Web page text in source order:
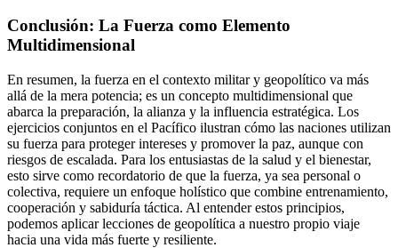
Conclusión: La Fuerza como Elemento
Multidimensional
En resumen, la fuerza en el contexto militar y geopolítico va más
allá de la mera potencia; es un concepto multidimensional que
abarca la preparación, la alianza y la influencia estratégica. Los
ejercicios conjuntos en el Pacífico ilustran cómo las naciones utilizan
su fuerza para proteger intereses y promover la paz, aunque con
riesgos de escalada. Para los entusiastas de la salud y el bienestar,
esto sirve como recordatorio de que la fuerza, ya sea personal o
colectiva, requiere un enfoque holístico que combine entrenamiento,
cooperación y sabiduría táctica. Al entender estos principios,
podemos aplicar lecciones de geopolítica a nuestro propio viaje
hacia una vida más fuerte y resiliente.